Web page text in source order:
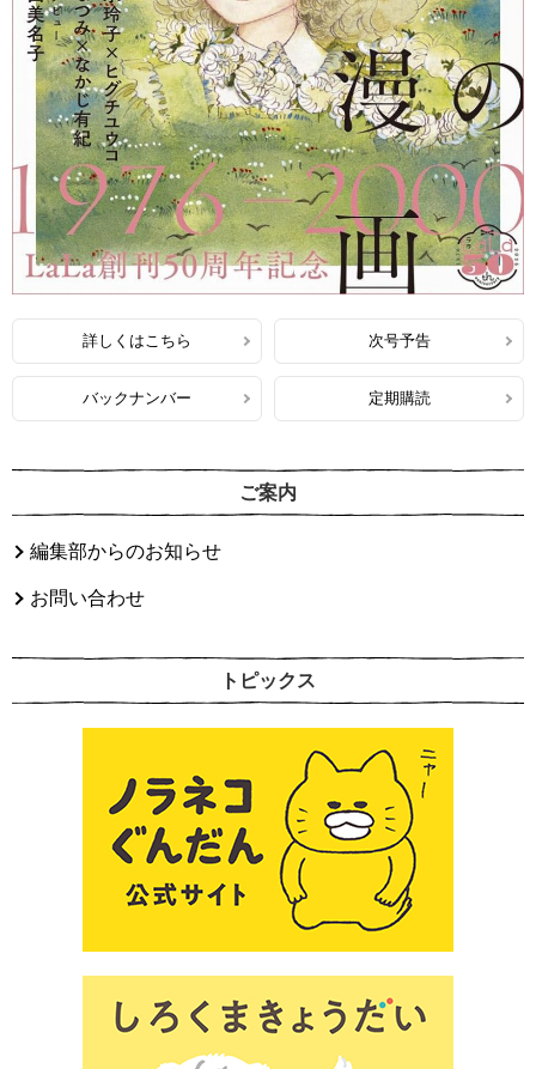
詳しくはこちら 次号予告
バックナンバー 定期購読
ご案内
編集部からのお知らせ
お問い合わせ
トピックス